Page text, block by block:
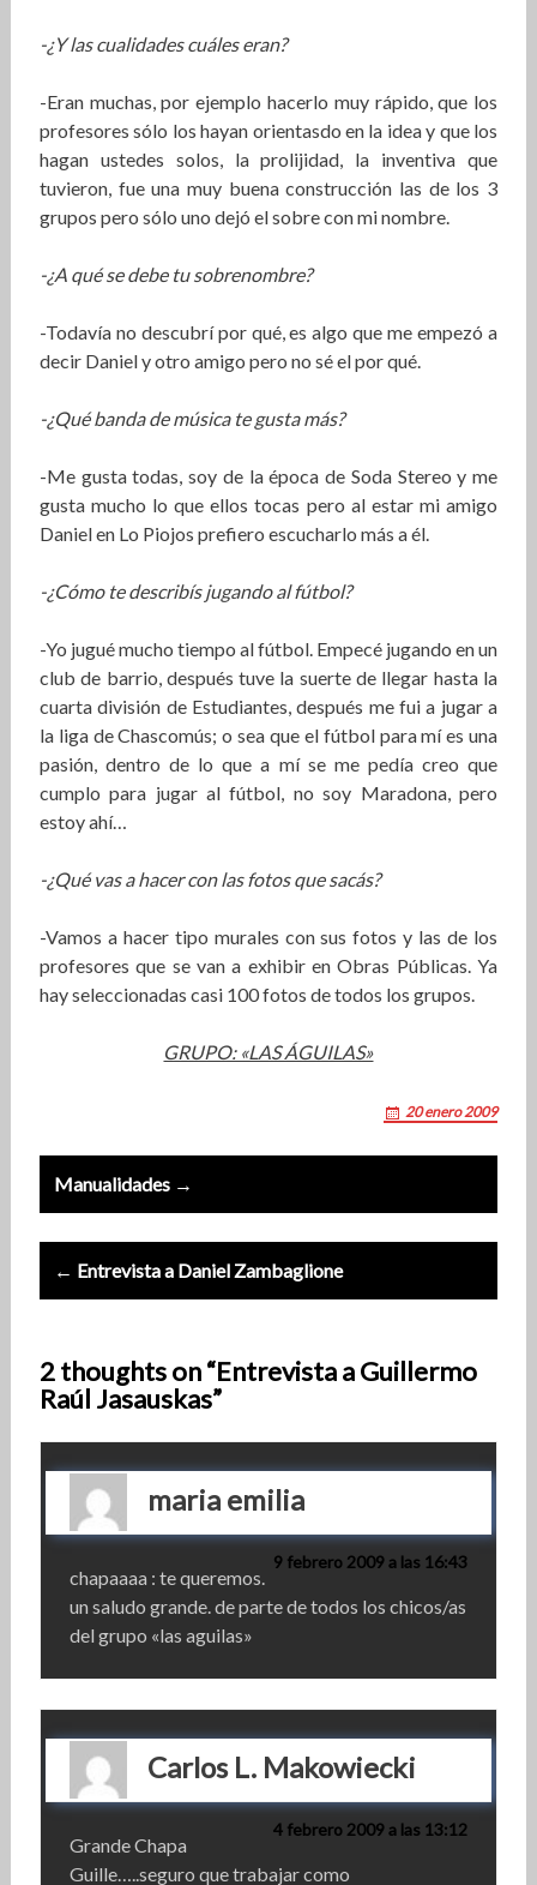
-¿Y las cualidades cuáles eran?
-Eran muchas, por ejemplo hacerlo muy rápido, que los
profesores sólo los hayan orientasdo en la idea y que los
hagan ustedes solos, la prolijidad, la inventiva que
tuvieron, fue una muy buena construcción las de los 3
grupos pero sólo uno dejó el sobre con mi nombre.
-¿A qué se debe tu sobrenombre?
-Todavía no descubrí por qué, es algo que me empezó a
decir Daniel y otro amigo pero no sé el por qué.
-¿Qué banda de música te gusta más?
-Me gusta todas, soy de la época de Soda Stereo y me
gusta mucho lo que ellos tocas pero al estar mi amigo
Daniel en Lo Piojos prefiero escucharlo más a él.
-¿Cómo te describís jugando al fútbol?
-Yo jugué mucho tiempo al fútbol. Empecé jugando en un
club de barrio, después tuve la suerte de llegar hasta la
cuarta división de Estudiantes, después me fui a jugar a
la liga de Chascomús; o sea que el fútbol para mí es una
pasión, dentro de lo que a mí se me pedía creo que
cumplo para jugar al fútbol, no soy Maradona, pero
estoy ahí…
-¿Qué vas a hacer con las fotos que sacás?
-Vamos a hacer tipo murales con sus fotos y las de los
profesores que se van a exhibir en Obras Públicas. Ya
hay seleccionadas casi 100 fotos de todos los grupos.
GRUPO: «LAS ÁGUILAS»
20 enero 2009
Post
navigation
Manualidades →
← Entrevista a Daniel Zambaglione
2 thoughts on “Entrevista a Guillermo
Raúl Jasauskas”
maria emilia
9 febrero 2009 a las 16:43
chapaaaa : te queremos.
un saludo grande. de parte de todos los chicos/as
del grupo «las aguilas»
Carlos L. Makowiecki
4 febrero 2009 a las 13:12
Grande Chapa
Guille…..seguro que trabajar como